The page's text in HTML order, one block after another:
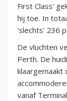
First Class'
hij toe. In
'slechts' 236
De vluchten
Perth. De
klaargemaakt
vanaf